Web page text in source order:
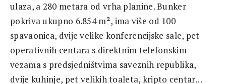
ulaza, a 280 metara od vrha planine. Bunker
pokriva ukupno 6.854 m², ima više od 100
spavaonica, dvije velike konferencijske sale, pet
operativnih centara s direktnim telefonskim
vezama s predsjedništvima saveznih republika,
dvije kuhinje, pet velikih toaleta, kripto centar…